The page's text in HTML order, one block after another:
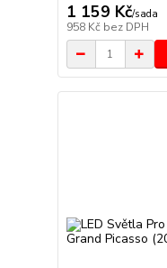
1 159 Kč/sada
958 Kč bez DPH